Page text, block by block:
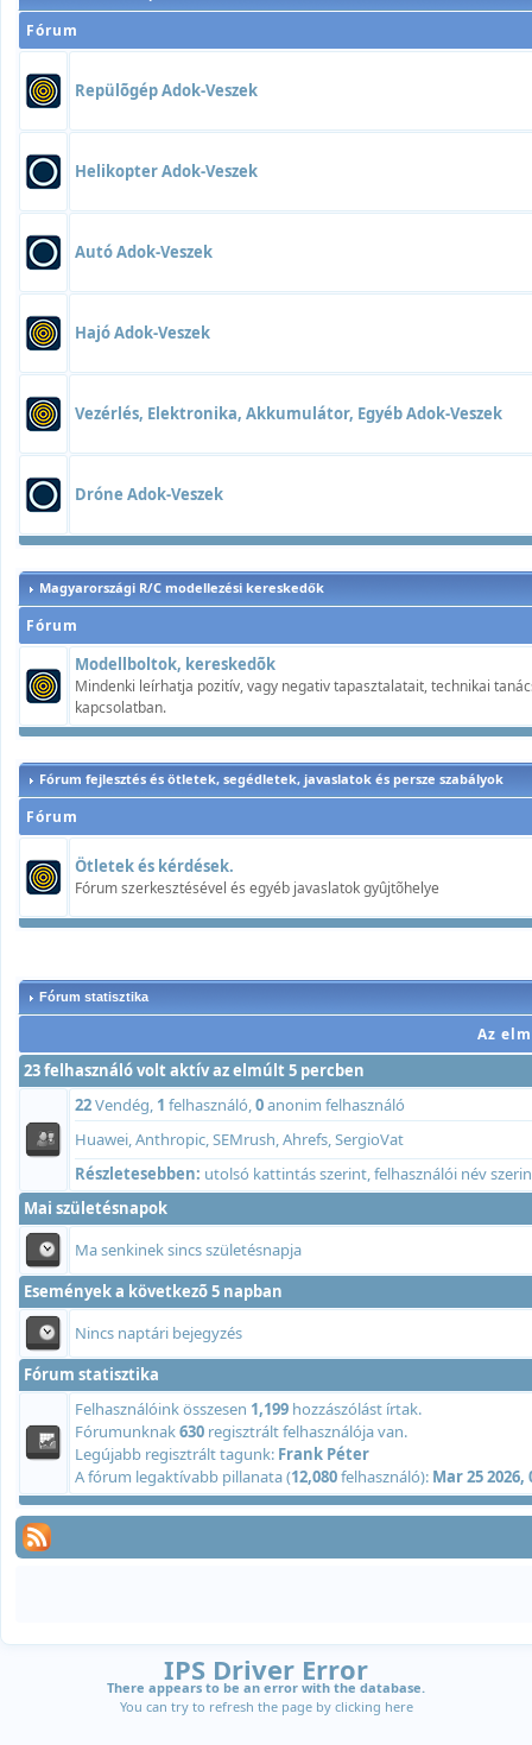
Fórum
Repülõgép Adok-Veszek
Helikopter Adok-Veszek
Autó Adok-Veszek
Hajó Adok-Veszek
Vezérlés, Elektronika, Akkumulátor, Egyéb Adok-Veszek
Dróne Adok-Veszek
Magyarországi R/C modellezési kereskedők
Fórum
Modellboltok, kereskedõk
Mindenki leírhatja pozitív, vagy negativ tapasztalatait, technikai
kapcsolatban.
Fórum fejlesztés és ötletek, segédletek, javaslatok és persze szabályok
Fórum
Ötletek és kérdések.
Fórum szerkesztésével és egyéb javaslatok gyûjtõhelye
Fórum statisztika
Az
23 felhasználó volt aktív az elmúlt 5 percben
22Vendég, 1 felhasználó,0anonim felhasználó
Huawei, Anthropic, SEMrush, Ahrefs,SergioVat
Részletesebben: utolsó kattintás szerint,felhasználói név
Mai születésnapok
Ma senkinek sincs születésnapja
Események a következõ 5 napban
Nincs naptári bejegyzés
Fórum statisztika
Felhasználóink összesen 1,199 hozzászólást írtak.
Fórumunknak630 regisztrált felhasználója van.
Legújabb regisztrált tagunk: Frank Péter
A fórum legaktívabb pillanata (12,080felhasználó): Mar 25 2026,
IPS Driver Error
There appears to be an error with the database.
You can try to refresh the page by clicking here